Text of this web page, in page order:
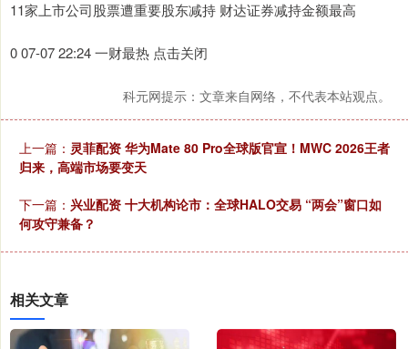
11家上市公司股票遭重要股东减持 财达证券减持金额最高
0 07-07 22:24 一财最热 点击关闭
科元网提示：文章来自网络，不代表本站观点。
上一篇： 灵菲配资 华为Mate 80 Pro全球版官宣！MWC 2026王者
归来，高端市场要变天
下一篇： 兴业配资 十大机构论市：全球HALO交易 “两会”窗口如
何攻守兼备？
相关文章